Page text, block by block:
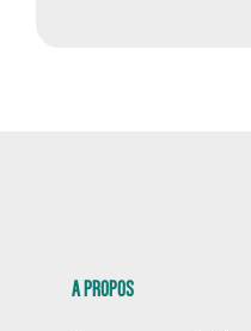
A PROPOS